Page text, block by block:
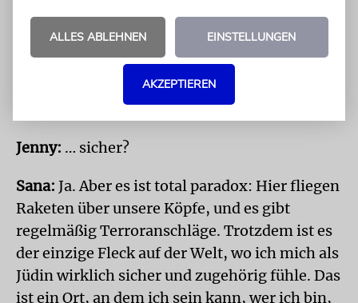
einzige Land, wo ich mir diese Frage nicht
stellen muss, ist nun einmal Israel. Deshalb
hat mich auch der Krieg nicht davon
abgehalten, hierherzuziehen. Nur hier fühle
ich mich wirklich …
Jenny: … sicher?
Sana: Ja. Aber es ist total paradox: Hier fliegen
Raketen über unsere Köpfe, und es gibt
regelmäßig Terroranschläge. Trotzdem ist es
der einzige Fleck auf der Welt, wo ich mich als
Jüdin wirklich sicher und zugehörig fühle. Das
ist ein Ort, an dem ich sein kann, wer ich bin,
ALLES ABLEHNEN EINSTELLUNGEN
AKZEPTIEREN